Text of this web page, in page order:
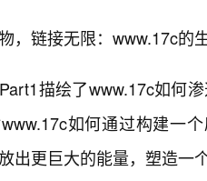
，链接无限：www.17c的
描绘了www.17c如何
如何通过构建一
出更巨大的能量，塑造一